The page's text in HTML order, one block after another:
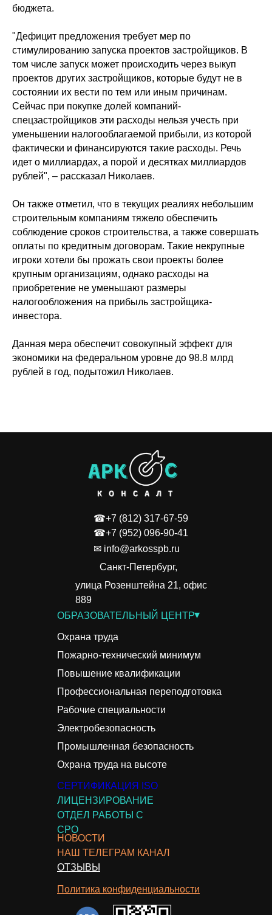
бюджета.
"Дефицит предложения требует мер по
стимулированию запуска проектов застройщиков. В
том числе запуск может происходить через выкуп
проектов других застройщиков, которые будут не в
состоянии их вести по тем или иным причинам.
Сейчас при покупке долей компаний-
спецзастройщиков эти расходы нельзя учесть при
уменьшении налогооблагаемой прибыли, из которой
фактически и финансируются такие расходы. Речь
идет о миллиардах, а порой и десятках миллиардов
рублей", – рассказал Николаев.
Он также отметил, что в текущих реалиях небольшим
строительным компаниям тяжело обеспечить
соблюдение сроков строительства, а также совершать
оплаты по кредитным договорам. Такие некрупные
игроки хотели бы прожать свои проекты более
крупным организациям, однако расходы на
приобретение не уменьшают размеры
налогообложения на прибыль застройщика-
инвестора.
Данная мера обеспечит совокупный эффект для
экономики на федеральном уровне до 98.8 млрд
рублей в год, подытожил Николаев.
Политика конфиденциальности
ОБРАЗОВАТЕЛЬНЫЙ ЦЕНТР
Охрана труда
▾
Повышение квалификации
Профессиональная переподготовка
Рабочие специальности
Электробезопасность
Промышленная безопасность
СЕРТИФИКАЦИЯ ISO
ОТДЕЛ РАБОТЫ С
СРО
ЛИЦЕНЗИРОВАНИЕ
☎+7 (812) 317-67-59
☎+7 (952) 096-90-41
✉ info@arkosspb.ru
НОВОСТИ
Санкт-Петербург,
улица Розенштейна 21, офис
889
ОТЗЫВЫ
Пожарно-технический минимум
НАШ ТЕЛЕГРАМ КАНАЛ
Охрана труда на высоте